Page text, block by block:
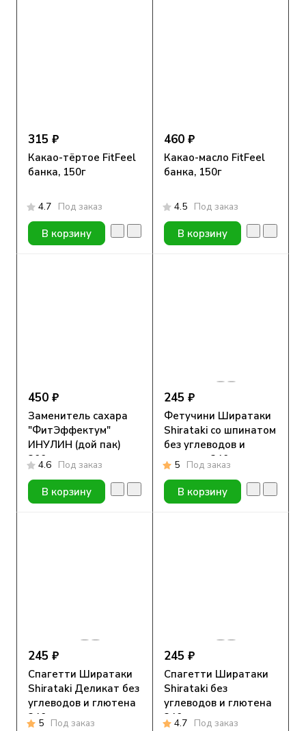
315 ₽
Какао-тёртое FitFeel
банка, 150г
4.7 Под заказ
В корзину
460 ₽
Какао-масло FitFeel
банка, 150г
4.5 Под заказ
В корзину
450 ₽
Заменитель сахара
"ФитЭффектум"
ИНУЛИН (дой пак)
200 гр.
4.6 Под заказ
В корзину
245 ₽
Фетучини Ширатаки
Shirataki со шпинатом
без углеводов и
глютена 340гр
5 Под заказ
В корзину
245 ₽
Спагетти Ширатаки
Shirataki Деликат без
углеводов и глютена
340гр
5 Под заказ
245 ₽
Спагетти Ширатаки
Shirataki без
углеводов и глютена
340гр
4.7 Под заказ